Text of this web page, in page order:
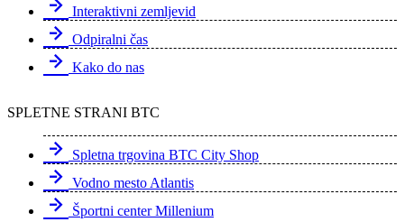
Interaktivni zemljevid
Odpiralni čas
Kako do nas
SPLETNE STRANI BTC
Spletna trgovina BTC City Shop
Vodno mesto Atlantis
Športni center Millenium